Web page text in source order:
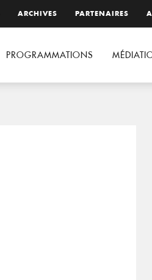
ARCHIVES PARTENAIRES
PROGRAMMATIONS